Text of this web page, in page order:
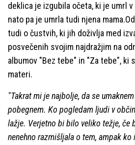
deklica je izgubila očeta, ki je umrl
nato pa je umrla tudi njena
tudi o čustvih, ki jih doživlja med
posvečenih svojim najdražjim na
albumov "Bez tebe" in "Za tebe", ki
materi.
"Takrat mi je najbolje, da se
pobegnem. Ko pogledam ljudi v
lažje. Verjetno bi bilo veliko težje, če
nenehno razmišljala o tem, ampak